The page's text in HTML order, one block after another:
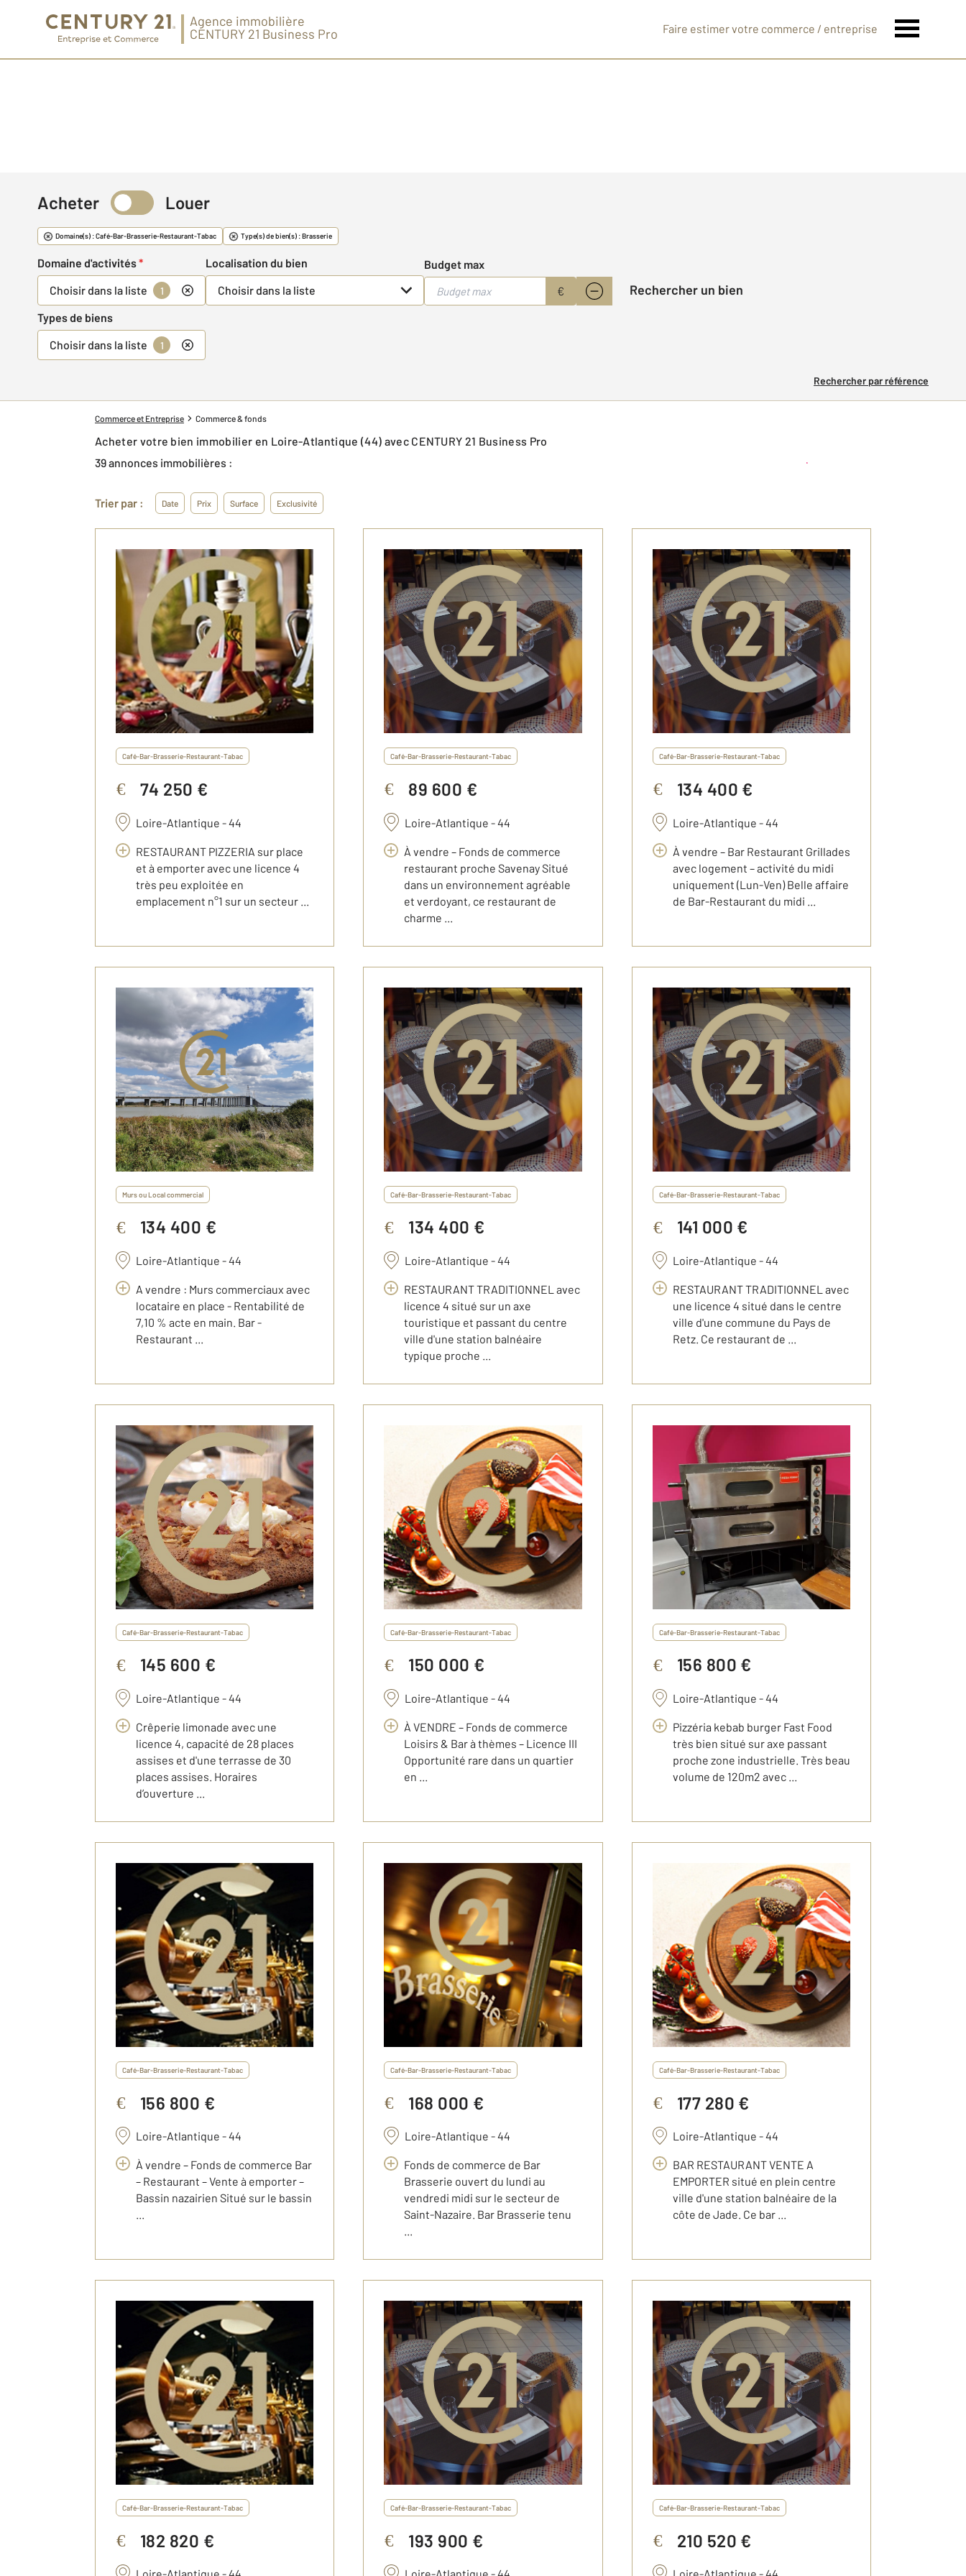
Agence immobilière
CENTURY 21 Business Pro
Faire estimer votre commerce / entreprise
Commerce & Fonds
Acheter Louer
Domaine(s) : Café-Bar-Brasserie-Restaurant-Tabac Type(s) de bien(s) : Brasserie
Domaine d'activités*
Choisir dans la liste
1
Localisation du bien
Choisir dans la liste
Budget max
€
Rechercher un bien
Types de biens
Choisir dans la liste
1
Rechercher par référence
Commerce et Entreprise Commerce & fonds
Acheter votre bien immobilier en Loire-Atlantique (44) avec CENTURY 21 Business Pro
39 annonces immobilières :
Créer une alerte
Trier par : Date Prix Surface Exclusivité
Café-Bar-Brasserie-Restaurant-Tabac
€ 74 250 €
Loire-Atlantique - 44
RESTAURANT PIZZERIA sur place
et à emporter avec une licence 4
très peu exploitée en
emplacement n°1 sur un secteur ...
Café-Bar-Brasserie-Restaurant-Tabac
€ 89 600 €
Loire-Atlantique - 44
À vendre – Fonds de commerce
restaurant proche Savenay Situé
dans un environnement agréable
et verdoyant, ce restaurant de
charme ...
Café-Bar-Brasserie-Restaurant-Tabac
€ 134 400 €
Loire-Atlantique - 44
À vendre – Bar Restaurant Grillades
avec logement – activité du midi
uniquement (Lun-Ven) Belle affaire
de Bar-Restaurant du midi ...
Murs ou Local commercial
€ 134 400 €
Loire-Atlantique - 44
A vendre : Murs commerciaux avec
locataire en place - Rentabilité de
7,10 % acte en main. Bar -
Restaurant ...
Café-Bar-Brasserie-Restaurant-Tabac
€ 134 400 €
Loire-Atlantique - 44
RESTAURANT TRADITIONNEL avec
licence 4 situé sur un axe
touristique et passant du centre
ville d'une station balnéaire
typique proche ...
Café-Bar-Brasserie-Restaurant-Tabac
€ 141 000 €
Loire-Atlantique - 44
RESTAURANT TRADITIONNEL avec
une licence 4 situé dans le centre
ville d'une commune du Pays de
Retz. Ce restaurant de ...
Café-Bar-Brasserie-Restaurant-Tabac
€ 145 600 €
Loire-Atlantique - 44
Crêperie limonade avec une
licence 4, capacité de 28 places
assises et d'une terrasse de 30
places assises. Horaires
d’ouverture ...
Café-Bar-Brasserie-Restaurant-Tabac
€ 150 000 €
Loire-Atlantique - 44
À VENDRE – Fonds de commerce
Loisirs & Bar à thèmes – Licence III
Opportunité rare dans un quartier
en ...
Café-Bar-Brasserie-Restaurant-Tabac
€ 156 800 €
Loire-Atlantique - 44
Pizzéria kebab burger Fast Food
très bien situé sur axe passant
proche zone industrielle. Très beau
volume de 120m2 avec ...
Café-Bar-Brasserie-Restaurant-Tabac
€ 156 800 €
Loire-Atlantique - 44
À vendre – Fonds de commerce Bar
– Restaurant – Vente à emporter –
Bassin nazairien Situé sur le bassin
...
Café-Bar-Brasserie-Restaurant-Tabac
€ 168 000 €
Loire-Atlantique - 44
Fonds de commerce de Bar
Brasserie ouvert du lundi au
vendredi midi sur le secteur de
Saint-Nazaire. Bar Brasserie tenu
...
Café-Bar-Brasserie-Restaurant-Tabac
€ 177 280 €
Loire-Atlantique - 44
BAR RESTAURANT VENTE A
EMPORTER situé en plein centre
ville d'une station balnéaire de la
côte de Jade. Ce bar ...
Café-Bar-Brasserie-Restaurant-Tabac
€ 182 820 €
Café-Bar-Brasserie-Restaurant-Tabac
€ 193 900 €
Café-Bar-Brasserie-Restaurant-Tabac
€ 210 520 €